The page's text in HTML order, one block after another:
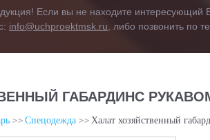
Если вы не находите интересующий
info@uchproektmsk.ru , либо позвонить по
ГАБАРДИНС
Спецодежда Халат хозяйственный